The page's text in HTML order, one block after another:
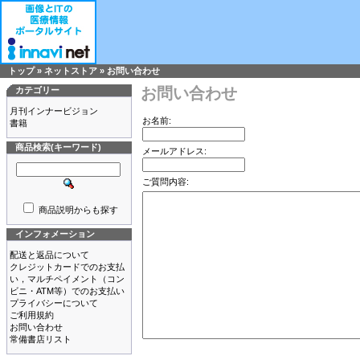
トップ» ネットストア » お問い合わせ
カテゴリー
月刊インナービジョン
書籍
商品検索(キーワード)
商品説明からも探す
インフォメーション
配送と返品について
クレジットカードでのお支払
い，マルチペイメント（コン
ビニ・ATM等）でのお支払い
プライバシーについて
ご利用規約
お問い合わせ
常備書店リスト
お問い合わせ
お名前:
メールアドレス:
ご質問内容: